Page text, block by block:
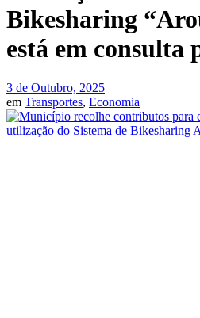
Bikesharing
está em consulta
3 de Outubro, 2025
em Transportes, Economia